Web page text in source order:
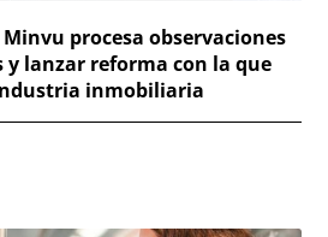
procesa observaciones
lanzar reforma con la que
inmobiliaria